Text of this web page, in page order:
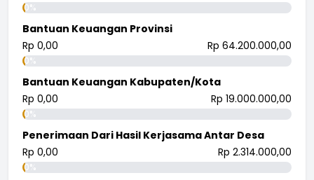
0%
Bantuan Keuangan Provinsi
Rp 0,00
Rp 64.200.000,00
0%
Bantuan Keuangan Kabupaten/Kota
Rp 0,00
Rp 19.000.000,00
0%
Penerimaan Dari Hasil Kerjasama Antar Desa
Rp 0,00
Rp 2.314.000,00
0%